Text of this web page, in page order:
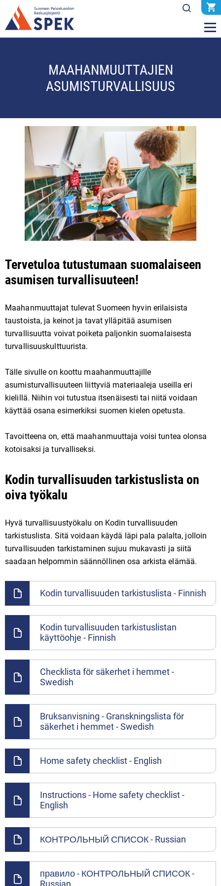
MAAHANMUUTTAJIEN
ASUMISTURVALLISUUS
Tervetuloa tutustumaan suomalaiseen
asumisen turvallisuuteen!
Maahanmuuttajat tulevat Suomeen hyvin erilaisista
taustoista, ja keinot ja tavat ylläpitää asumisen
turvallisuutta voivat poiketa paljonkin suomalaisesta
turvallisuuskulttuurista.
Tälle sivulle on koottu maahanmuuttajille
asumisturvallisuuteen liittyviä materiaaleja useilla eri
kielillä. Niihin voi tutustua itsenäisesti tai niitä voidaan
käyttää osana esimerkiksi suomen kielen opetusta.
Tavoitteena on, että maahanmuuttaja voisi tuntea olonsa
kotoisaksi ja turvalliseksi.
Kodin turvallisuuden tarkistuslista on
oiva työkalu
Hyvä turvallisuustyökalu on Kodin turvallisuuden
tarkistuslista. Sitä voidaan käydä läpi pala palalta, jolloin
turvallisuuden tarkistaminen sujuu mukavasti ja siitä
saadaan helpommin säännöllinen osa arkista elämää.
Kodin turvallisuuden tarkistuslista - Finnish
Kodin turvallisuuden tarkistuslistan
käyttöohje - Finnish
Checklista för säkerhet i hemmet -
Swedish
Bruksanvisning - Granskningslista för
säkerhet i hemmet - Swedish
Home safety checklist - English
Instructions - Home safety checklist -
English
КОНТРОЛЬНЫЙ СПИСОК - Russian
правило - КОНТРОЛЬНЫЙ СПИСОК -
Russian